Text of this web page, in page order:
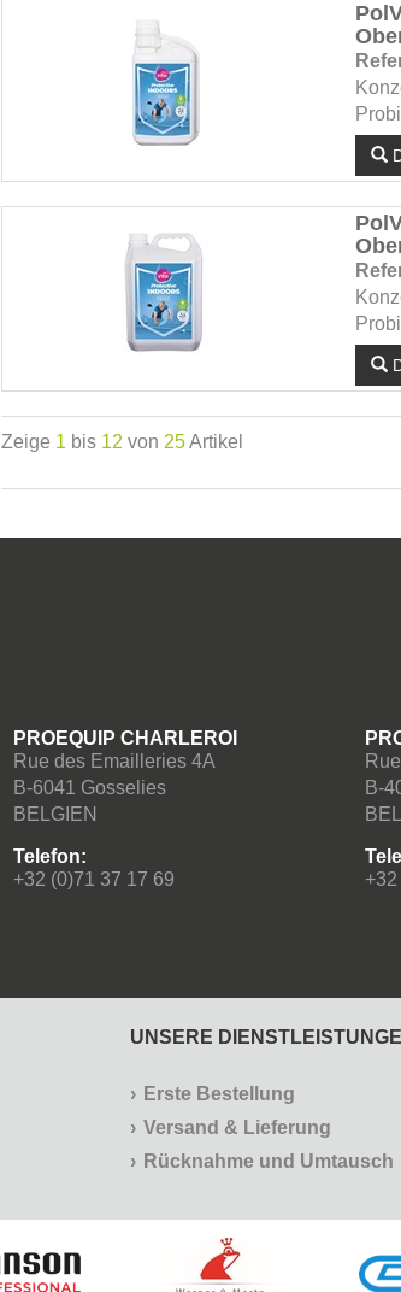
Zeige 1 bis 12 von 25Artikel
PROEQUIP CHARLEROI
Rue des Emailleries 4A
B-6041 Gosselies
BELGIEN
Telefon:
+32 (0)71 37 17 69
B-
UNSERE
Erste Bestellung
Versand & Lieferung
Rücknahme und Umtausch